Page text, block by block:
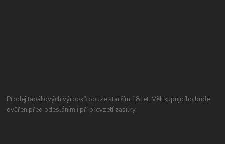
Prodej tabákových výrobků pouze starším 18 let. Věk kupujícího bude
ověřen před odesláním i při převzetí zasilky.